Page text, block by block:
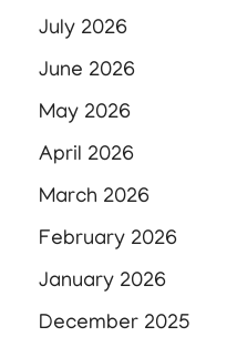
July 2026
June 2026
May 2026
April 2026
March 2026
February 2026
January 2026
December 2025